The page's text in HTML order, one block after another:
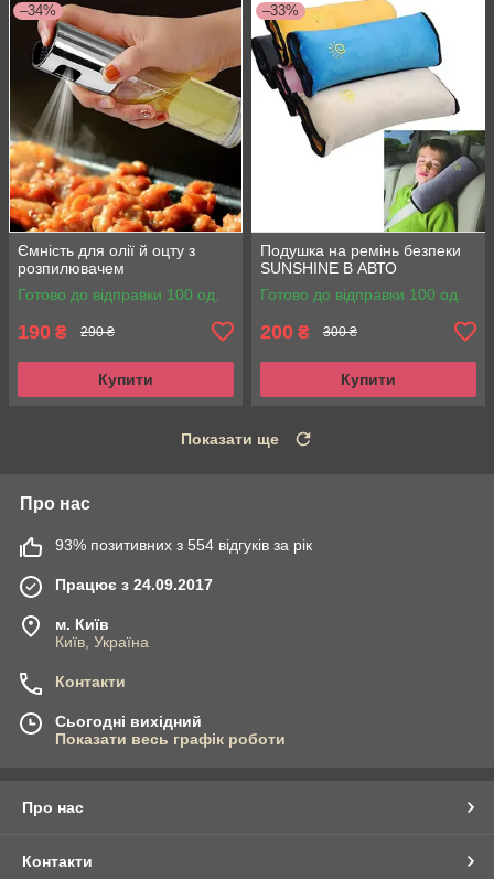
–34%
Ємність для олії й оцту з
розпилювачем
Готово до відправки 100 од.
190 ₴ 290 ₴
Купити
–33%
Подушка на ремінь безпеки
SUNSHINE В АВТО
Готово до відправки 100 од.
200 ₴ 300 ₴
Купити
Показати ще
Про нас
93% позитивних з 554 відгуків за рік
Працює з 24.09.2017
м. Київ
Київ, Україна
Контакти
Сьогодні вихідний
Показати весь графік роботи
Про нас
Контакти